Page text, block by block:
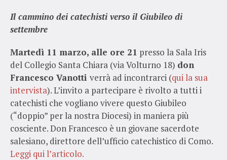
Il cammino dei catechisti verso il Giubileo di
settembre
Martedì 11 marzo, alle ore 21 presso la Sala Iris
del Collegio Santa Chiara (via Volturno 18) don
Francesco Vanotti verrà ad incontrarci (qui la sua
intervista). L’invito a partecipare è rivolto a tutti i
catechisti che vogliano vivere questo Giubileo
(“doppio” per la nostra Diocesi) in maniera più
cosciente. Don Francesco è un giovane sacerdote
salesiano, direttore dell’ufficio catechistico di Como.
Leggi qui l’articolo.